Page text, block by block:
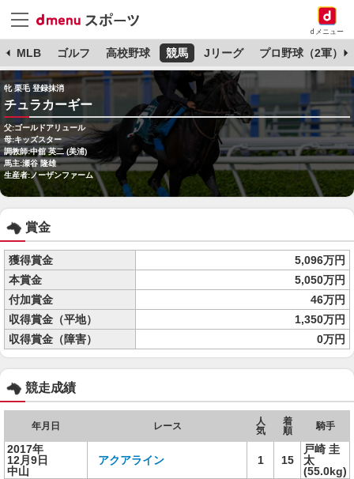
dメニュー
MLB ゴルフ 高校野球 競馬 Jリーグ プロ野球（2軍）
牝 栗毛 登録抹消
チュラカーギー
父:ゴールドアリュール
母:キッズスター
調教師:中舘 英二 (美浦)
馬主:瀬谷 隆雄
生産者:ノーザンファーム
賞金
獲得賞金
5,096万円
本賞金
5,050万円
付加賞金
46万円
収得賞金（平地）
1,350万円
収得賞金（障害）
0万円
競走成績
年月日 レース
人
気
着
順
騎手
2017年
12月9日
中山
アクアライン 1 15
戸崎 圭
太
(55.0kg)